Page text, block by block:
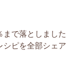
まで落としました
シピを全部シェア